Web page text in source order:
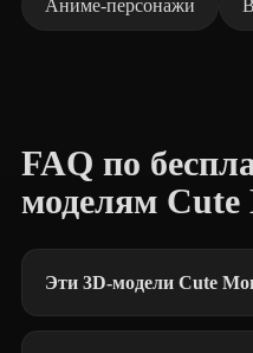
Аниме-персонажи
FAQ по
моделям Cute
Эти 3D-модели Cute